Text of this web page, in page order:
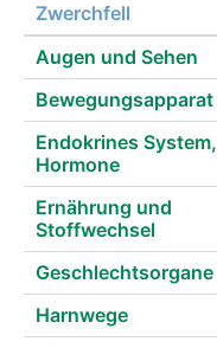
Zwerchfell
Augen und Sehen
Bewegungsapparat
Endokrines System,
Hormone
Ernährung und
Stoffwechsel
Geschlechtsorgane
Harnwege